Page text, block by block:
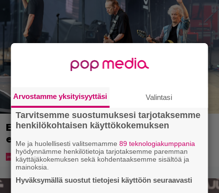
Eppu Normaalin viimeinen konsertti
esitetään Ylellä
Arvostamme yksityisyyttäsi Valintasi
Tarvitsemme suostumuksesi tarjotaksemme
henkilökohtaisen käyttökokemuksen
Me ja huolellisesti valitsemamme89 teknologiakumppania
hyödynnämme henkilötietoja tarjotaksemme paremman
käyttäjäkokemuksen sekä kohdentaaksemme sisältöä ja
mainoksia.
Hyväksymällä suostut tietojesi käyttöön seuraavasti